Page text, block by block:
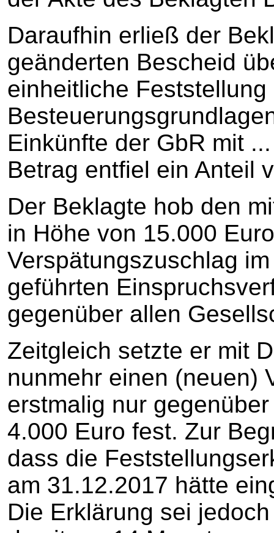
Daraufhin erließ der
geänderten Bescheid
einheitliche Feststellung
Einkünfte der GbR mit
Betrag entfiel ein Anteil
Der Beklagte hob den
in Höhe von 15.000
Verspätungszuschlag
geführten
gegenüber allen
Zeitgleich setzte er mit
nunmehr einen (neuen)
erstmalig nur
4.000 Euro fest. Zur
dass die
am 31.12.2017 hätte
Die Erklärung sei